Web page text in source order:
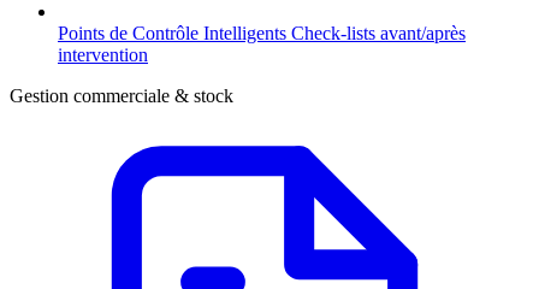
Points de Contrôle Intelligents Check-lists avant/après
intervention
Gestion commerciale & stock